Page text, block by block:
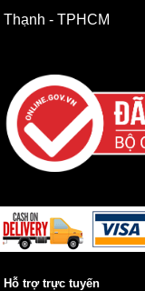
Thạnh - TPHCM
Hỗ trợ trực tuyến